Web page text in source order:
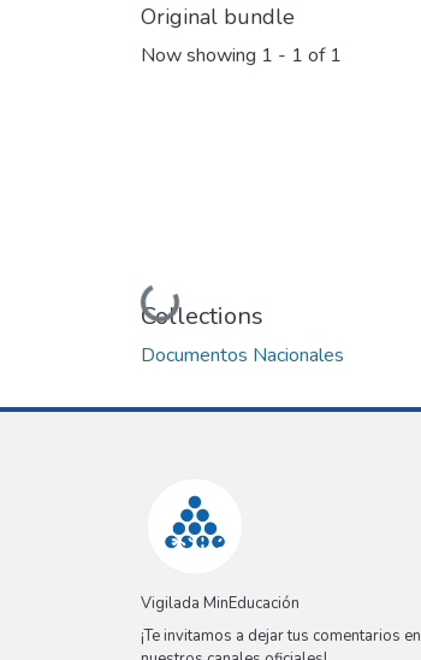
Original bundle
Now showing 1 - 1 of 1
Loading...
Collections
Documentos Nacionales
Vigilada MinEducación
¡Te invitamos a dejar tus comentarios en